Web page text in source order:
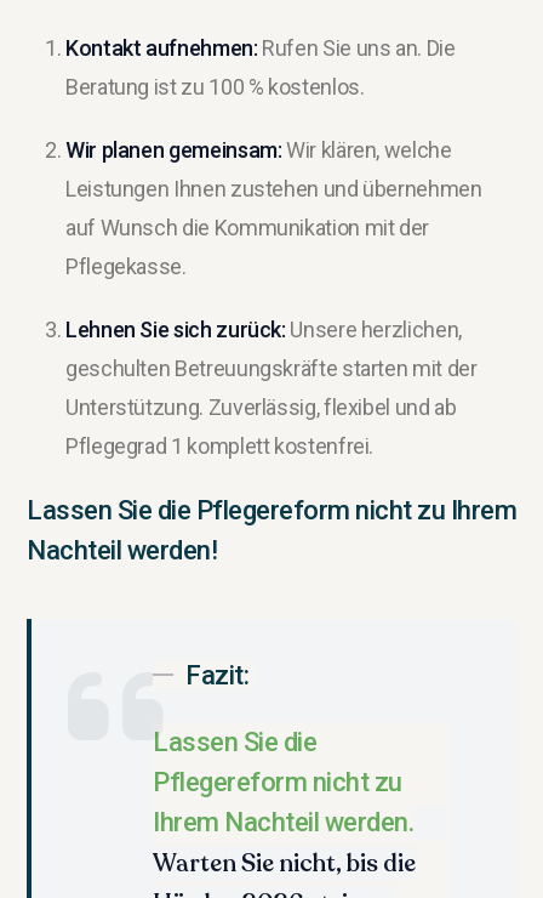
Kontakt aufnehmen: Rufen Sie uns an. Die
Beratung ist zu 100 % kostenlos.
Wir planen gemeinsam:Wir klären, welche
Leistungen Ihnen zustehen und übernehmen
auf Wunsch die Kommunikation mit der
Pflegekasse.
Lehnen Sie sich zurück: Unsere herzlichen,
geschulten Betreuungskräfte starten mit der
Unterstützung. Zuverlässig, flexibel und ab
Pflegegrad 1 komplett kostenfrei.
Lassen Sie die Pflegereform nicht zu Ihrem
Nachteil werden!
Fazit:
Lassen Sie die
Pflegereform nicht zu
Ihrem Nachteil werden.
Warten Sie nicht, bis die